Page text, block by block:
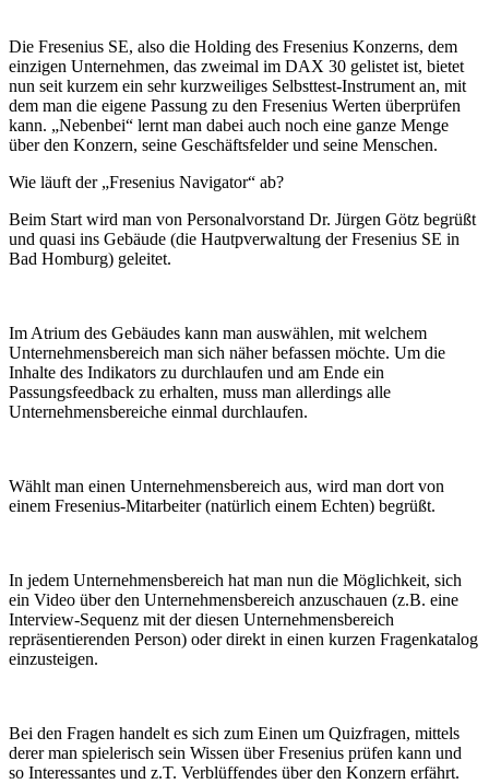
Die Fresenius SE, also die Holding des Fresenius Konzerns, dem
einzigen Unternehmen, das zweimal im DAX 30 gelistet ist, bietet
nun seit kurzem ein sehr kurzweiliges Selbsttest-Instrument an, mit
dem man die eigene Passung zu den Fresenius Werten überprüfen
kann. „Nebenbei“ lernt man dabei auch noch eine ganze Menge
über den Konzern, seine Geschäftsfelder und seine Menschen.
Wie läuft der „Fresenius Navigator“ ab?
Beim Start wird man von Personalvorstand Dr. Jürgen Götz begrüßt
und quasi ins Gebäude (die Hautpverwaltung der Fresenius SE in
Bad Homburg) geleitet.
Im Atrium des Gebäudes kann man auswählen, mit welchem
Unternehmensbereich man sich näher befassen möchte. Um die
Inhalte des Indikators zu durchlaufen und am Ende ein
Passungsfeedback zu erhalten, muss man allerdings alle
Unternehmensbereiche einmal durchlaufen.
Wählt man einen Unternehmensbereich aus, wird man dort von
einem Fresenius-Mitarbeiter (natürlich einem Echten) begrüßt.
In jedem Unternehmensbereich hat man nun die Möglichkeit, sich
ein Video über den Unternehmensbereich anzuschauen (z.B. eine
Interview-Sequenz mit der diesen Unternehmensbereich
repräsentierenden Person) oder direkt in einen kurzen Fragenkatalog
einzusteigen.
Bei den Fragen handelt es sich zum Einen um Quizfragen, mittels
derer man spielerisch sein Wissen über Fresenius prüfen kann und
so Interessantes und z.T. Verblüffendes über den Konzern erfährt.